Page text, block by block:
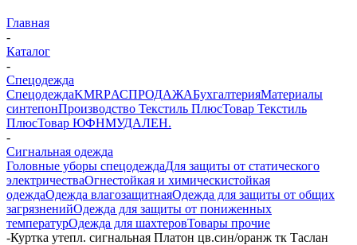
Главная
-
Каталог
-
Спецодежда
СпецодеждаKMRPАСПРОДАЖАБухгалтерияМатериалы
синтепонПроизводство Текстиль ПлюсТовар Текстиль
ПлюсТовар ЮФНМУДАЛЕН.
-
Сигнальная одежда
Головные уборы спецодеждаДля защиты от статического
электричестваОгнестойкая и химическистойкая
одеждаОдежда влагозащитнаяОдежда для защиты от общих
загрязненийОдежда для защиты от пониженных
температурОдежда для шахтеровТовары прочие
-Куртка утепл. сигнальная Платон цв.син/оранж тк Таслан